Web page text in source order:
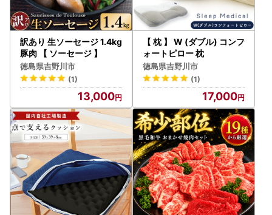
訳あり 生ソーセージ 1.4kg
豚肉 【 ソーセージ 】
徳島県吉野川市
(1)
13,000
【 枕 】 W (ダブル) コンフ
ォートピロー 枕
徳島県吉野川市
(1)
17,000